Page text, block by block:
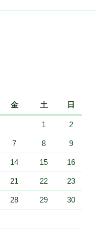
金 土 日
1 2
7 8 9
14 15 16
21 22 23
28 29 30